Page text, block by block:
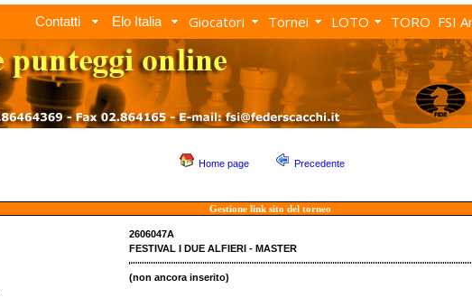
Contatti Elo Italia Giocatori Tornei LOTO TORO FSI
Home page Precedente
Gestione link sito del torneo
2606047A
FESTIVAL I DUE ALFIERI - MASTER
(non ancora inserito)